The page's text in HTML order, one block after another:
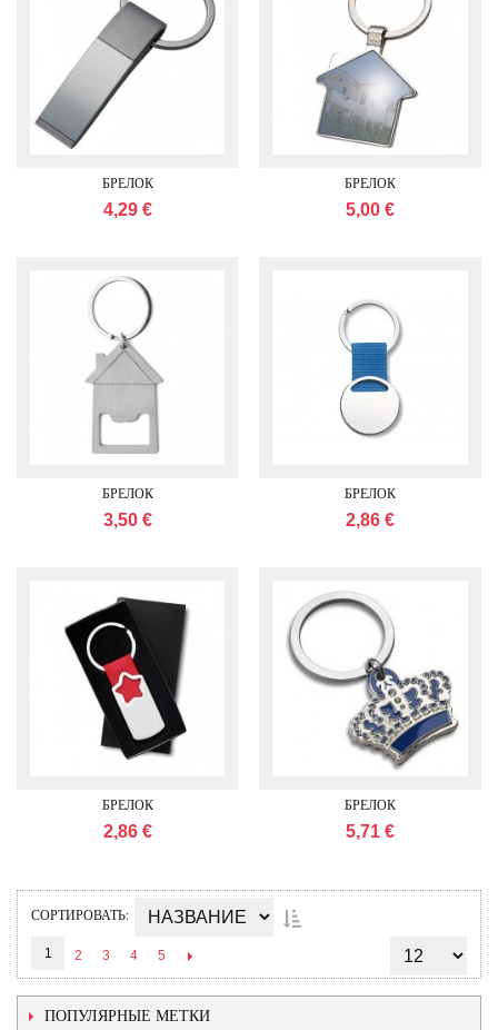
БРЕЛОК
4,29 €
БРЕЛОК
5,00 €
БРЕЛОК
3,50 €
БРЕЛОК
2,86 €
БРЕЛОК
2,86 €
БРЕЛОК
5,71 €
СОРТИРОВАТЬ
1 2 3 4 5
ПОПУЛЯРНЫЕ МЕТКИ